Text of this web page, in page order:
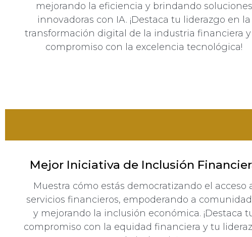
mejorando la eficiencia y brindando soluciones
innovadoras con IA. ¡Destaca tu liderazgo en la
transformación digital de la industria financiera
compromiso con la excelencia tecnológica!
Mejor Iniciativa de Inclusión
Muestra cómo estás democratizando el acceso
servicios financieros, empoderando a
y mejorando la inclusión económica. ¡Destaca
compromiso con la equidad financiera y tu